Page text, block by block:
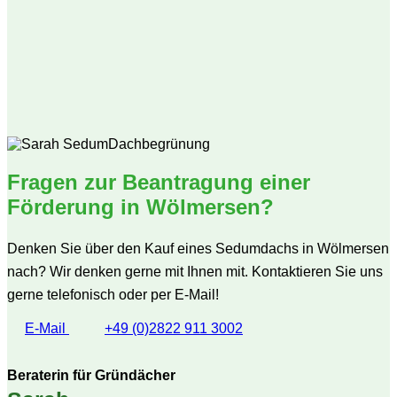
Fragen zur Beantragung einer
Förderung in Wölmersen?
Denken Sie über den Kauf eines Sedumdachs in Wölmersen
nach? Wir denken gerne mit Ihnen mit. Kontaktieren Sie uns
gerne telefonisch oder per E-Mail!
E-Mail +49 (0)2822 911 3002
Beraterin für Gründächer